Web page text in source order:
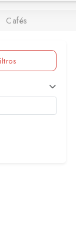
Cafés